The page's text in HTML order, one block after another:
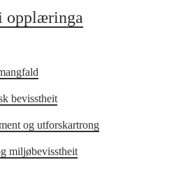
opplæringa
bevisstheit
og utforskartrong
miljøbevisstheit